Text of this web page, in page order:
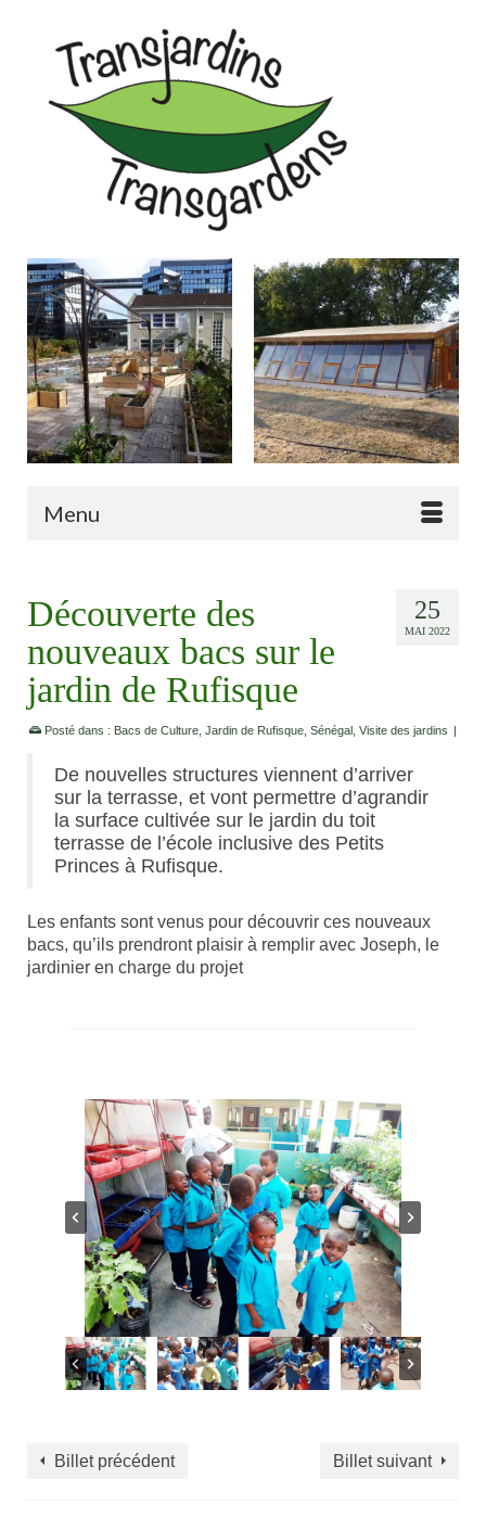
Menu
25
MAI 2022
Découverte des
nouveaux bacs sur le
jardin de Rufisque
Posté dans : Bacs de Culture Jardin de Rufisque Sénégal Visite des jardins |
De nouvelles structures viennent d’arriver
sur la terrasse, et vont permettre d’agrandir
la surface cultivée sur le jardin du toit
terrasse de l’école inclusive des Petits
Princes à Rufisque.
Les enfants sont venus pour découvrir ces nouveaux
bacs, qu’ils prendront plaisir à remplir avec Joseph, le
jardinier en charge du projet
Billet précédent Billet suivant